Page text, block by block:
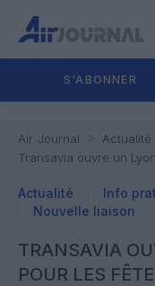
S'ABONNER
Air Journal
Actualité
Transavia ouvre un
Actualité Info
Nouvelle liaison
TRANSAVIA
POUR LES